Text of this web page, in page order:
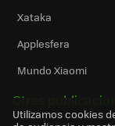
Xataka
Applesfera
Mundo Xiaomi
Otras
Utilizamos cookies